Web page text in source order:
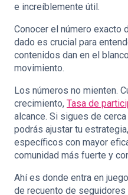
e increíblemente útil.
Conocer el número exacto
dado es crucial para
contenidos dan en el
movimiento.
Los números no mienten.
crecimiento, Tasa de
alcance. Si sigues de
podrás ajustar tu
específicos con mayor
comunidad más fuerte y
Ahí es donde entra en
de recuento de